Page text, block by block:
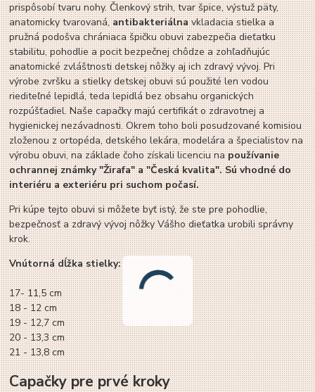
prispôsobí tvaru nohy. Členkový strih, tvar špice, výstuž päty,
anatomicky tvarovaná,antibakteriálnavkladacia stielka a
pružná podošva chrániaca špičku obuvi zabezpečia dieťatku
stabilitu, pohodlie a pocit bezpečnej chôdze a zohľadňujúc
anatomické zvláštnosti detskej nôžky aj ich zdravý vývoj. Pri
výrobe zvršku a stielky detskej obuvi sú použité len vodou
riediteľné lepidlá, teda lepidlá bez obsahu organických
rozpúšťadiel. Naše capačky majú certifikát o zdravotnej a
hygienickej nezávadnosti. Okrem toho boli posudzované komisiou
zloženou z ortopéda, detského lekára, modelára a špecialistov na
výrobu obuvi, na základe čoho získali licenciu napoužívanie
ochrannej známky "Žirafa" a "Česká kvalita". Sú vhodné do
interiéru a exteriéru pri suchom počasí.
Pri kúpe tejto obuvi si môžete byť istý, že ste pre pohodlie,
bezpečnosť a zdravý vývoj nôžky Vášho dieťatka urobili správny
krok.
Vnútorná dĺžka stielky:
17- 11,5 cm
18 - 12 cm
19 - 12,7 cm
20 - 13,3 cm
21 - 13,8 cm
Capačky pre prvé kroky